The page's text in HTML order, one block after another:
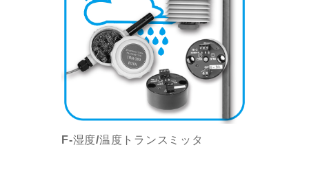
F-湿度/温度トランスミッタ